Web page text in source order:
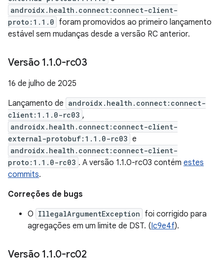
androidx.health.connect:connect-client-
proto:1.1.0 foram promovidos ao primeiro lançamento
estável sem mudanças desde a versão RC anterior.
Versão 1.1.0-rc03
16 de julho de 2025
Lançamento de androidx.health.connect:connect-
client:1.1.0-rc03 ,
androidx.health.connect:connect-client-
external-protobuf:1.1.0-rc03 e
androidx.health.connect:connect-client-
proto:1.1.0-rc03 . A versão 1.1.0-rc03 contém estes
commits.
Correções de bugs
O IllegalArgumentException foi corrigido para
agregações em um limite de DST. (Ic9e4f).
Versão 1.1.0-rc02